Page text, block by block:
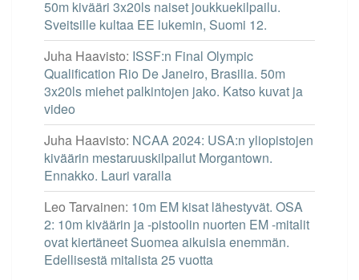
50m kivääri 3x20ls naiset joukkuekilpailu.
Sveitsille kultaa EE lukemin, Suomi 12.
Juha Haavisto: ISSF:n Final Olympic
Qualification Rio De Janeiro, Brasilia. 50m
3x20ls miehet palkintojen jako. Katso kuvat ja
video
Juha Haavisto: NCAA 2024: USA:n yliopistojen
kiväärin mestaruuskilpailut Morgantown.
Ennakko. Lauri varalla
Leo Tarvainen: 10m EM kisat lähestyvät. OSA
2: 10m kiväärin ja -pistoolin nuorten EM -mitalit
ovat kiertäneet Suomea aikuisia enemmän.
Edellisestä mitalista 25 vuotta